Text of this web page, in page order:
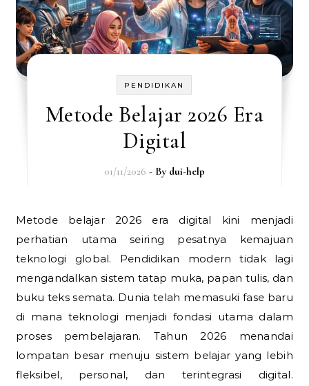
PENDIDIKAN
Metode Belajar 2026 Era
Digital
01/11/2026 - By dui-help
Metode belajar 2026 era digital kini menjadi
perhatian utama seiring pesatnya kemajuan
teknologi global. Pendidikan modern tidak lagi
mengandalkan sistem tatap muka, papan tulis, dan
buku teks semata. Dunia telah memasuki fase baru
di mana teknologi menjadi fondasi utama dalam
proses pembelajaran. Tahun 2026 menandai
lompatan besar menuju sistem belajar yang lebih
fleksibel, personal, dan terintegrasi digital.